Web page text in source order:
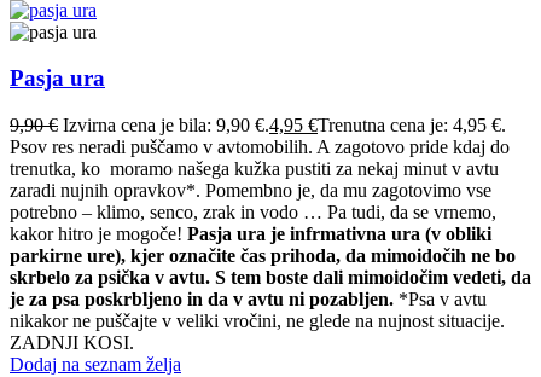
Pasja ura
9,90€ Izvirna cena je bila: 9,90 €.4,95 €Trenutna cena je: 4,95 €.
Psov res neradi puščamo v avtomobilih. A zagotovo pride kdaj do
trenutka, ko moramo našega kužka pustiti za nekaj minut v avtu
zaradi nujnih opravkov*. Pomembno je, da mu zagotovimo vse
potrebno – klimo, senco, zrak in vodo … Pa tudi, da se vrnemo,
kakor hitro je mogoče! Pasja ura je infrmativna ura (v obliki
parkirne ure), kjer označite čas prihoda, da mimoidočih ne bo
skrbelo za psička v avtu. S tem boste dali mimoidočim vedeti, da
je za psa poskrbljeno in da v avtu ni pozabljen. *Psa v avtu
nikakor ne puščajte v veliki vročini, ne glede na nujnost situacije.
ZADNJI KOSI.
Dodaj na seznam želja